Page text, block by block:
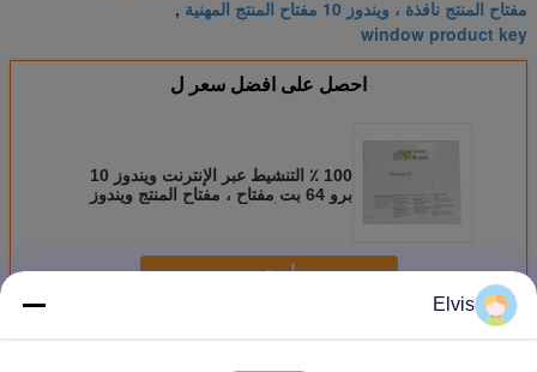
مفتاح المنتج نافذة ، ويندوز 10 مفتاح المنتج المهنية ,
window product key
احصل على افضل سعر ل
100 ٪ التنشيط عبر الإنترنت ويندوز 10
برو 64 بت مفتاح ، مفتاح المنتج ويندوز
استمر
أكثربرامج أخرى
Elvis